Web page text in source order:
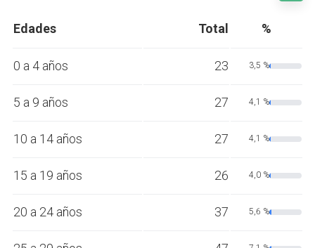
Edades Total %
0 a 4 años 23 3,5 %
5 a 9 años 27 4,1 %
10 a 14 años 27 4,1 %
15 a 19 años 26 4,0 %
20 a 24 años 37 5,6 %